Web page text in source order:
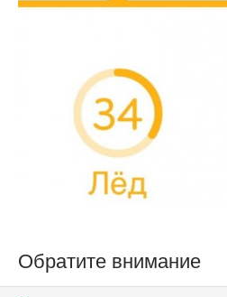
Обратите внимание